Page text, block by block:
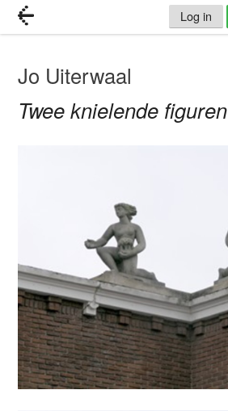
Log in
Jo Uiterwaal
Twee knielende figuren